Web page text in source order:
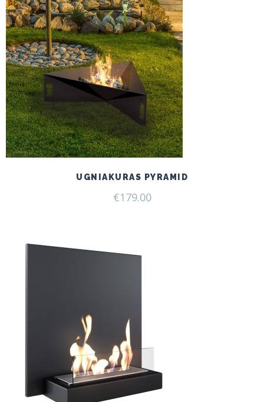
UGNIAKURAS PYRAMID
€179.00